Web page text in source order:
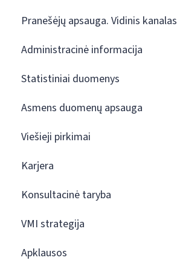
Pranešėjų apsauga. Vidinis kanalas
Administracinė informacija
Statistiniai duomenys
Asmens duomenų apsauga
Viešieji pirkimai
Karjera
Konsultacinė taryba
VMI strategija
Apklausos